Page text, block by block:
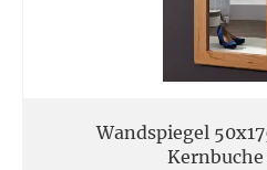
Wandspiegel